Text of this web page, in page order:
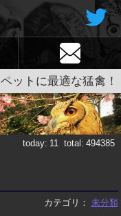
ペットに最適な猛禽！
today: 11 total: 494385
カテゴリ： 未分類